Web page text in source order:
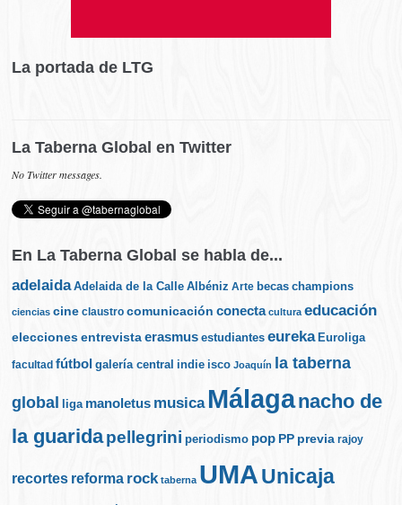
La portada de LTG
La Taberna Global en Twitter
No Twitter messages.
En La Taberna Global se habla de...
adelaida Adelaida de la Calle Albéniz Arte becas champions
ciencias cine claustro comunicación conecta cultura educación
elecciones entrevista erasmus estudiantes eureka Euroliga
facultad fútbol galería central indie isco Joaquín la taberna
global liga manoletus musica Málaganacho de
la guaridapellegrini periodismo pop PP previa rajoy
recortes reforma rock taberna UMA Unicaja